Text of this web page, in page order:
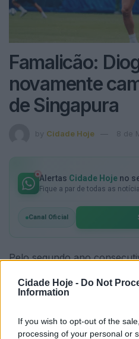
Cidade Hoje - Do Not
Information
If you wish to opt-out of the
processing of your personal or
Famalicão:
novamente
de Singapura
by Cidade Hoje 8 de
Alertas Cidade Hoje no
Fique a par de todas as
Canal Oficial
Pelo segundo ano
campeão nacional pelo
de Singapura.